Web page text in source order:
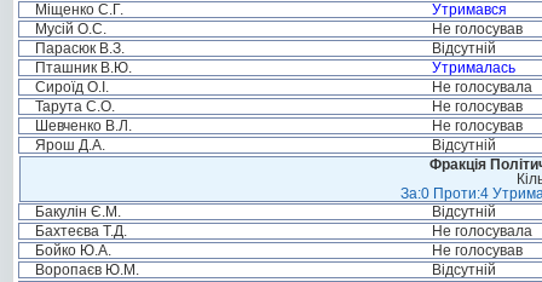
Міщенко С.Г.
Утримався
Мусій О.С.
Не голосував
Парасюк В.З.
Відсутній
Пташник В.Ю.
Утрималась
Сироїд О.І.
Не голосувала
Тарута С.О.
Не голосував
Шевченко В.Л.
Не голосував
Ярош Д.А.
Відсутній
Фракція
За:0 Проти:4
Бакулін Є.М.
Відсутній
Бахтеєва Т.Д.
Не голосувала
Бойко Ю.А.
Не голосував
Воропаєв Ю.М.
Відсутній